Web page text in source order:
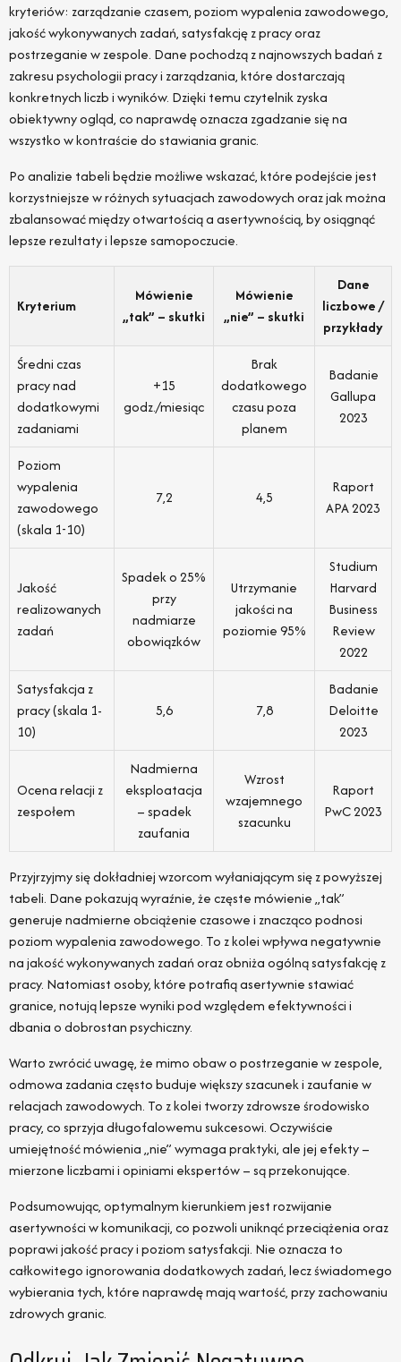
kryteriów: zarządzanie czasem, poziom wypalenia zawodowego,
jakość wykonywanych zadań, satysfakcję z pracy oraz
postrzeganie w zespole. Dane pochodzą z najnowszych badań z
zakresu psychologii pracy i zarządzania, które dostarczają
konkretnych liczb i wyników. Dzięki temu czytelnik zyska
obiektywny ogląd, co naprawdę oznacza zgadzanie się na
wszystko w kontraście do stawiania granic.
Po analizie tabeli będzie możliwe wskazać, które podejście jest
korzystniejsze w różnych sytuacjach zawodowych oraz jak można
zbalansować między otwartością a asertywnością, by osiągnąć
lepsze rezultaty i lepsze samopoczucie.
Kryterium
Mówienie
„tak” – skutki
Mówienie
„nie” – skutki
Dane
liczbowe /
przykłady
Średni czas
pracy nad
dodatkowymi
zadaniami
+15
godz./miesiąc
Brak
dodatkowego
czasu poza
planem
Badanie
Gallupa
2023
Poziom
wypalenia
zawodowego
(skala 1-10)
7,2 4,5
Raport
APA 2023
Jakość
realizowanych
zadań
Spadek o 25%
przy
nadmiarze
obowiązków
Utrzymanie
jakości na
poziomie 95%
Studium
Harvard
Business
Review
2022
Satysfakcja z
pracy (skala 1-
10)
5,6 7,8
Badanie
Deloitte
2023
Ocena relacji z
zespołem
Nadmierna
eksploatacja
– spadek
zaufania
Wzrost
wzajemnego
szacunku
Raport
PwC 2023
Przyjrzyjmy się dokładniej wzorcom wyłaniającym się z powyższej
tabeli. Dane pokazują wyraźnie, że częste mówienie „tak”
generuje nadmierne obciążenie czasowe i znacząco podnosi
poziom wypalenia zawodowego. To z kolei wpływa negatywnie
na jakość wykonywanych zadań oraz obniża ogólną satysfakcję z
pracy. Natomiast osoby, które potrafią asertywnie stawiać
granice, notują lepsze wyniki pod względem efektywności i
dbania o dobrostan psychiczny.
Warto zwrócić uwagę, że mimo obaw o postrzeganie w zespole,
odmowa zadania często buduje większy szacunek i zaufanie w
relacjach zawodowych. To z kolei tworzy zdrowsze środowisko
pracy, co sprzyja długofalowemu sukcesowi. Oczywiście
umiejętność mówienia „nie” wymaga praktyki, ale jej efekty –
mierzone liczbami i opiniami ekspertów – są przekonujące.
Podsumowując, optymalnym kierunkiem jest rozwijanie
asertywności w komunikacji, co pozwoli uniknąć przeciążenia oraz
poprawi jakość pracy i poziom satysfakcji. Nie oznacza to
całkowitego ignorowania dodatkowych zadań, lecz świadomego
wybierania tych, które naprawdę mają wartość, przy zachowaniu
zdrowych granic.